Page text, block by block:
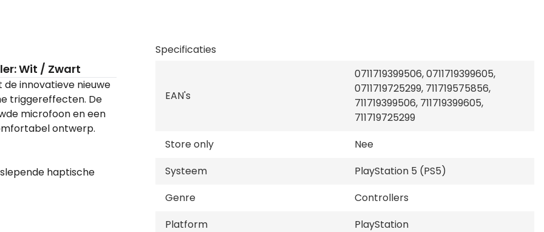
Wit / Zwart
innovatieve nieuwe
triggereffecten. De
microfoon en een
ontwerp.
haptische
Specificaties
EAN's
0711719399506, 0711719399605,
0711719725299, 711719575856,
711719399506, 711719399605,
711719725299
Store only
Nee
Systeem
PlayStation 5 (PS5)
Genre
Controllers
Platform
PlayStation